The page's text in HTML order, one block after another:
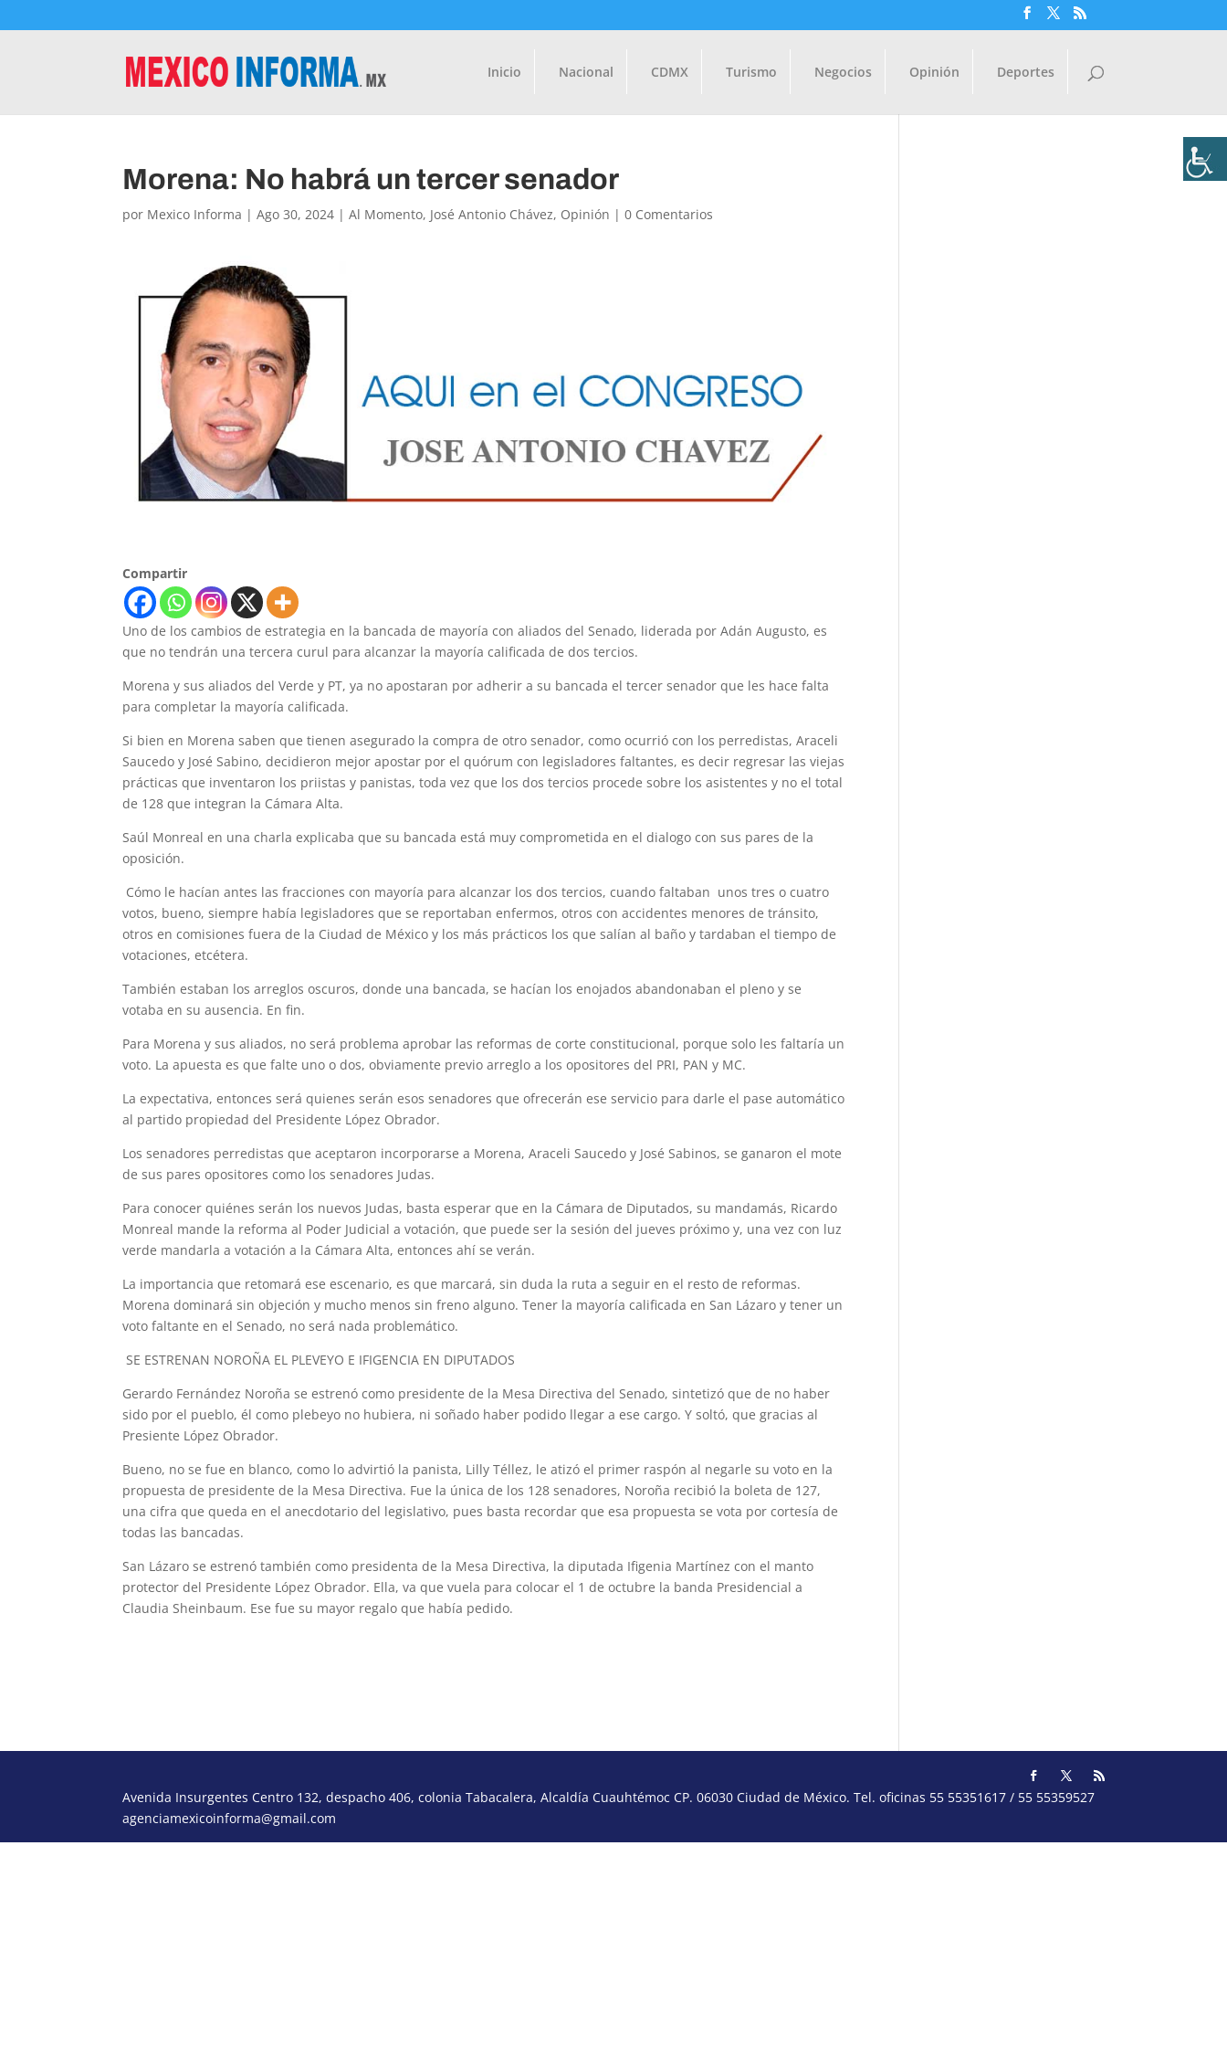
Inicio Nacional CDMX Turismo Negocios Opinión Deportes
Morena: No habrá un tercer senador
por Mexico Informa |Ago 30, 2024 |Al Momento, José Antonio Chávez, Opinión |0 Comentarios
Compartir
Uno de los cambios de estrategia en la bancada de mayoría con aliados del Senado, liderada por Adán Augusto, es
que no tendrán una tercera curul para alcanzar la mayoría calificada de dos tercios.
Morena y sus aliados del Verde y PT, ya no apostaran por adherir a su bancada el tercer senador que les hace falta
para completar la mayoría calificada.
Si bien en Morena saben que tienen asegurado la compra de otro senador, como ocurrió con los perredistas, Araceli
Saucedo y José Sabino, decidieron mejor apostar por el quórum con legisladores faltantes, es decir regresar las viejas
prácticas que inventaron los priistas y panistas, toda vez que los dos tercios procede sobre los asistentes y no el total
de 128 que integran la Cámara Alta.
Saúl Monreal en una charla explicaba que su bancada está muy comprometida en el dialogo con sus pares de la
oposición.
Cómo le hacían antes las fracciones con mayoría para alcanzar los dos tercios, cuando faltaban unos tres o cuatro
votos, bueno, siempre había legisladores que se reportaban enfermos, otros con accidentes menores de tránsito,
otros en comisiones fuera de la Ciudad de México y los más prácticos los que salían al baño y tardaban el tiempo de
votaciones, etcétera.
También estaban los arreglos oscuros, donde una bancada, se hacían los enojados abandonaban el pleno y se
votaba en su ausencia. En fin.
Para Morena y sus aliados, no será problema aprobar las reformas de corte constitucional, porque solo les faltaría un
voto. La apuesta es que falte uno o dos, obviamente previo arreglo a los opositores del PRI, PAN y MC.
La expectativa, entonces será quienes serán esos senadores que ofrecerán ese servicio para darle el pase automático
al partido propiedad del Presidente López Obrador.
Los senadores perredistas que aceptaron incorporarse a Morena, Araceli Saucedo y José Sabinos, se ganaron el mote
de sus pares opositores como los senadores Judas.
Para conocer quiénes serán los nuevos Judas, basta esperar que en la Cámara de Diputados, su mandamás, Ricardo
Monreal mande la reforma al Poder Judicial a votación, que puede ser la sesión del jueves próximo y, una vez con luz
verde mandarla a votación a la Cámara Alta, entonces ahí se verán.
La importancia que retomará ese escenario, es que marcará, sin duda la ruta a seguir en el resto de reformas.
Morena dominará sin objeción y mucho menos sin freno alguno. Tener la mayoría calificada en San Lázaro y tener un
voto faltante en el Senado, no será nada problemático.
SE ESTRENAN NOROÑA EL PLEVEYO E IFIGENCIA EN DIPUTADOS
Gerardo Fernández Noroña se estrenó como presidente de la Mesa Directiva del Senado, sintetizó que de no haber
sido por el pueblo, él como plebeyo no hubiera, ni soñado haber podido llegar a ese cargo. Y soltó, que gracias al
Presiente López Obrador.
Bueno, no se fue en blanco, como lo advirtió la panista, Lilly Téllez, le atizó el primer raspón al negarle su voto en la
propuesta de presidente de la Mesa Directiva. Fue la única de los 128 senadores, Noroña recibió la boleta de 127,
una cifra que queda en el anecdotario del legislativo, pues basta recordar que esa propuesta se vota por cortesía de
todas las bancadas.
San Lázaro se estrenó también como presidenta de la Mesa Directiva, la diputada Ifigenia Martínez con el manto
protector del Presidente López Obrador. Ella, va que vuela para colocar el 1 de octubre la banda Presidencial a
Claudia Sheinbaum. Ese fue su mayor regalo que había pedido.
Avenida Insurgentes Centro 132, despacho 406, colonia Tabacalera, Alcaldía Cuauhtémoc CP. 06030 Ciudad de México. Tel. oficinas 55 55351617 / 55 55359527
agenciamexicoinforma@gmail.com